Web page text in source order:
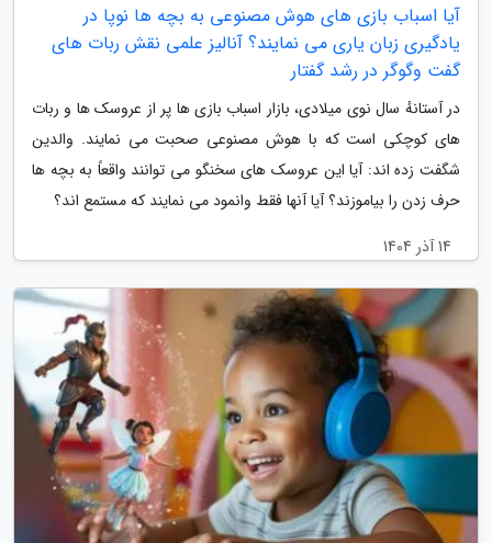
آیا اسباب بازی های هوش مصنوعی به بچه ها نوپا در
یادگیری زبان یاری می نمایند؟ آنالیز علمی نقش ربات های
گفت وگوگر در رشد گفتار
در آستانهٔ سال نوی میلادی، بازار اسباب بازی ها پر از عروسک ها و ربات
های کوچکی است که با هوش مصنوعی صحبت می نمایند. والدین
شگفت زده اند: آیا این عروسک های سخنگو می توانند واقعاً به بچه ها
حرف زدن را بیاموزند؟ آیا آنها فقط وانمود می نمایند که مستمع اند؟
14 آذر 1404